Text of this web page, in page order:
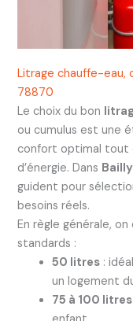
Litrage chauffe-eau,
78870
Le choix du bon
ou cumulus est une
confort optimal tout
d’énergie. Dans
guident pour
besoins réels.
En règle générale,
standards :
50 litres:
un logement
75 à 100 litres